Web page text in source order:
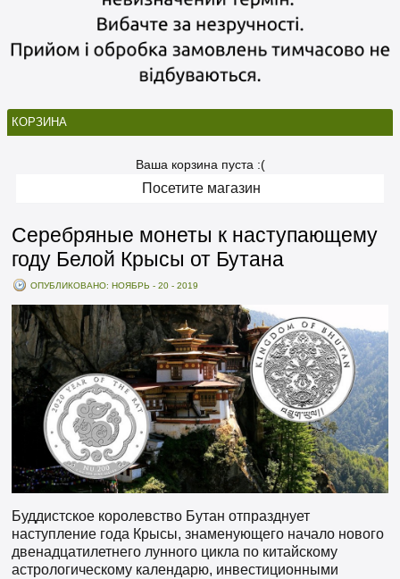
КОРЗИНА
Ваша корзина пуста :(
Посетите магазин
Серебряные монеты к наступающему
году Белой Крысы от Бутана
ОПУБЛИКОВАНО: НОЯБРЬ - 20 - 2019
Буддистское королевство Бутан отпразднует
наступление года Крысы, знаменующего начало нового
двенадцатилетнего лунного цикла по китайскому
астрологическому календарю, инвестиционными